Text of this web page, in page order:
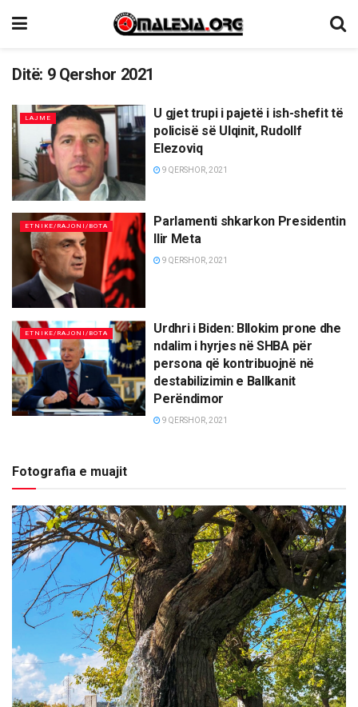
Ditë: 9 Qershor 2021
LAJME
U gjet trupi i pajetë i ish-shefit të
policisë së Ulqinit, Rudollf
Elezoviq
9 QERSHOR, 2021
ETNIKE/RAJONI/BOTA
Parlamenti shkarkon Presidentin
Ilir Meta
9 QERSHOR, 2021
ETNIKE/RAJONI/BOTA
Urdhri i Biden: Bllokim prone dhe
ndalim i hyrjes në SHBA për
persona që kontribuojnë në
destabilizimin e Ballkanit
Perëndimor
9 QERSHOR, 2021
Fotografia e muajit